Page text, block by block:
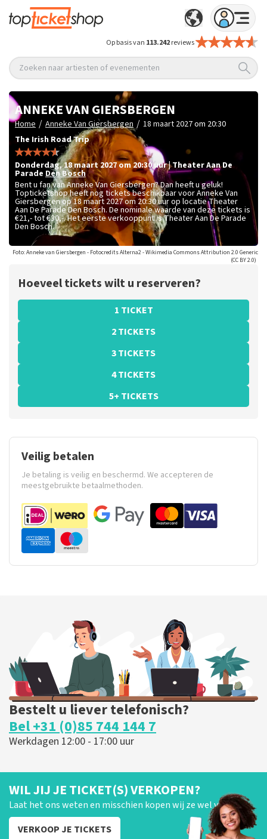
Op basis van 113.242reviews
Zoeken naar artiesten of evenementen
ANNEKE VAN GIERSBERGEN
Home / Anneke Van Giersbergen / 18 maart 2027 om 20:30
The Irish Road Trip
donderdag,18 maart 2027 om 20:30 uur|Theater Aan De
Parade Den Bosch
Bent u fan van Anneke Van Giersbergen? Dan heeft u geluk!
Topticketshop heeft nog tickets beschikbaar voor Anneke Van
Giersbergen op 18 maart 2027 om 20:30 uur op locatie Theater
Aan De Parade Den Bosch. De nominale waarde van deze tickets is
€21,- tot €30,-. Het eerste verkooppunt is Theater Aan De Parade
Den Bosch.
Foto: Anneke van Giersbergen - Fotocredits Alterna2 - Wikimedia Commons Attribution 2.0 Generic
(CC BY 2.0)
Hoeveel tickets wilt u reserveren?
1 TICKET
2 TICKETS
3 TICKETS
4 TICKETS
5+ TICKETS
Veilig betalen
Je betaling is veilig en beschermd. We accepteren de
meestgebruikte betaalmethoden.
Bestelt u liever telefonisch?
Bel +31 (0)85 744 144 7
Werkdagen 12:00 - 17:00 uur
WIL JIJ JE TICKET(S) VERKOPEN?
Laat het ons weten en misschien kopen wij ze wel van je!
VERKOOP JE TICKETS